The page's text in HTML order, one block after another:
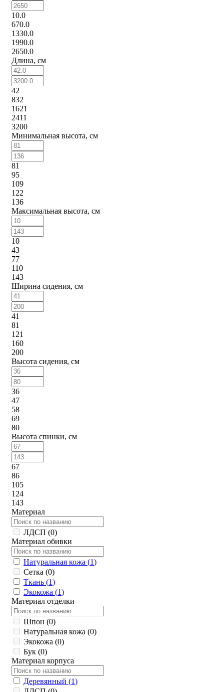
10.0
670.0
1330.0
1990.0
2650.0
Длина, см
42
832
1621
2411
3200
Минимальная высота, см
81
95
109
122
136
Максимальная высота, см
10
43
77
110
143
Ширина сидения, см
41
81
121
160
200
Высота сидения, см
36
47
58
69
80
Высота спинки, см
67
86
105
124
143
Материал
ЛДСП (0)
Материал обивки
Натуральная кожа (1)
Сетка (0)
Ткань (1)
Экокожа (1)
Материал отделки
Шпон (0)
Натуральная кожа (0)
Экокожа (0)
Бук (0)
Материал корпуса
Деревянный (1)